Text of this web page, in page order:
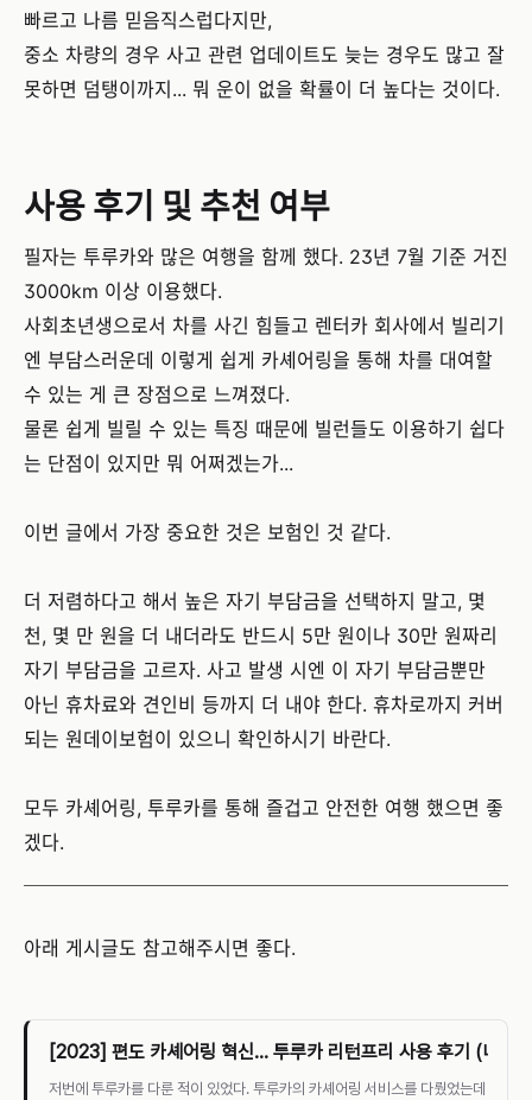
빠르고 나름 믿음직스럽다지만,
중소 차량의 경우 사고 관련 업데이트도 늦는 경우도 많고 잘
못하면 덤탱이까지... 뭐 운이 없을 확률이 더 높다는 것이다.
사용 후기 및 추천 여부
필자는 투루카와 많은 여행을 함께 했다. 23년 7월 기준 거진
3000km 이상 이용했다.
사회초년생으로서 차를 사긴 힘들고 렌터카 회사에서 빌리기
엔 부담스러운데 이렇게 쉽게 카셰어링을 통해 차를 대여할
수 있는 게 큰 장점으로 느껴졌다.
물론 쉽게 빌릴 수 있는 특징 때문에 빌런들도 이용하기 쉽다
는 단점이 있지만 뭐 어쩌겠는가...
이번 글에서 가장 중요한 것은 보험인 것 같다.
더 저렴하다고 해서 높은 자기 부담금을 선택하지 말고, 몇
천, 몇 만 원을 더 내더라도 반드시 5만 원이나 30만 원짜리
자기 부담금을 고르자. 사고 발생 시엔 이 자기 부담금뿐만
아닌 휴차료와 견인비 등까지 더 내야 한다. 휴차로까지 커버
되는 원데이보험이 있으니 확인하시기 바란다.
모두 카셰어링, 투루카를 통해 즐겁고 안전한 여행 했으면 좋
겠다.
아래 게시글도 참고해주시면 좋다.
[2023] 편도 카셰어링 혁신... 투루카 리턴프리 사용 후기 (니로,
저번에 투루카를 다룬 적이 있었다. 투루카의 카셰어링 서비스를 다뤘었는데